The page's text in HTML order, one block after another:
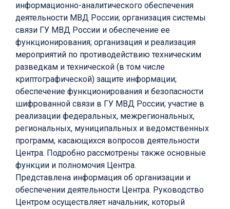
информационно-аналитического обеспечения
деятельности МВД России; организация системы
связи ГУ МВД России и обеспечение ее
функционирования; организация и реализация
мероприятий по противодействию техническим
разведкам и технической (в том числе
криптографической) защите информации;
обеспечение функционирования и безопасности
шифрованной связи в ГУ МВД России; участие в
реализации федеральных, межрегиональных,
региональных, муниципальных и ведомственных
программ, касающихся вопросов деятельности
Центра. Подробно рассмотрены также основные
функции и полномочия Центра.
Представлена информация об организации и
обеспечении деятельности Центра. Руководство
Центром осуществляет начальник, который